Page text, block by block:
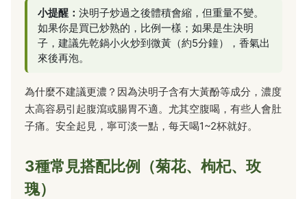
小提醒： 決明子炒過之後體積會縮，但重量不變。
如果你是買已炒熟的，比例一樣；如果是生決明
子，建議先乾鍋小火炒到微黃（約5分鐘），香氣出
來後再泡。
為什麼不建議更濃？因為決明子含有大黃酚等成分，濃度
太高容易引起腹瀉或腸胃不適。尤其空腹喝，有些人會肚
子痛。安全起見，寧可淡一點，每天喝1~2杯就好。
3種常見搭配比例（菊花、枸杞、玫
瑰）